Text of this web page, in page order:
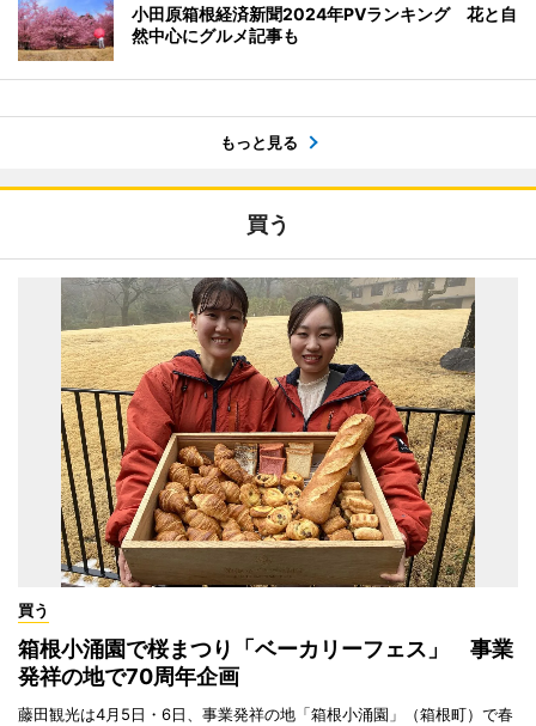
小田原箱根経済新聞2024年PVランキング 花と自
然中心にグルメ記事も
もっと見る
買う
買う
箱根小涌園で桜まつり「ベーカリーフェス」 事業
発祥の地で70周年企画
藤田観光は4月5日・6日、事業発祥の地「箱根小涌園」（箱根町）で春